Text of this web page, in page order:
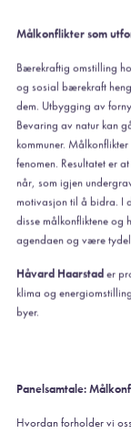
Målkonflikter som
Bærekraftig omstilling
og sosial bærekraft
dem. Utbygging av
Bevaring av natur kan
kommuner.
fenomen. Resultatet er
når, som igjen
motivasjon til å bidra. I
disse målkonfliktene og
agendaen og være
Håvard Haarstader
klima og
byer.
Panelsamtale:
Hvordan forholder vi